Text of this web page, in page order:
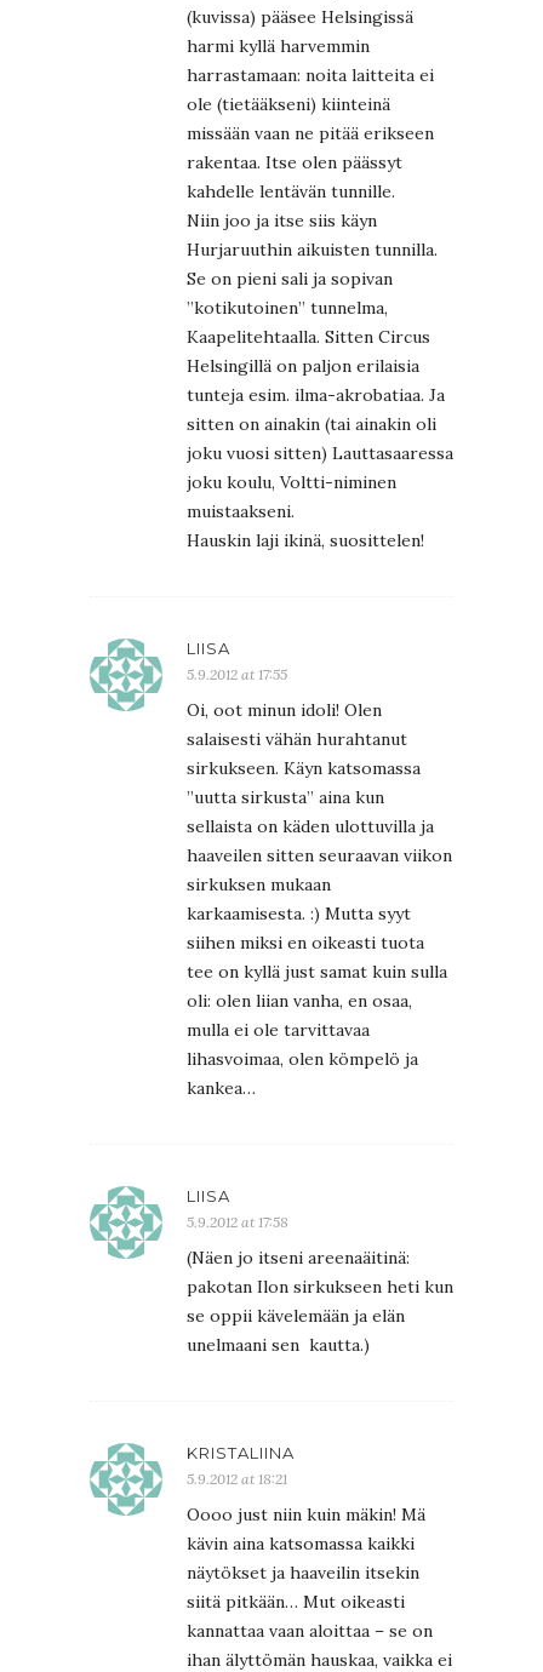
(kuvissa) pääsee Helsingissä
harmi kyllä harvemmin
harrastamaan: noita laitteita ei
ole (tietääkseni) kiinteinä
missään vaan ne pitää erikseen
rakentaa. Itse olen päässyt
kahdelle lentävän tunnille.
Niin joo ja itse siis käyn
Hurjaruuthin aikuisten tunnilla.
Se on pieni sali ja sopivan
”kotikutoinen” tunnelma,
Kaapelitehtaalla. Sitten Circus
Helsingillä on paljon erilaisia
tunteja esim. ilma-akrobatiaa. Ja
sitten on ainakin (tai ainakin oli
joku vuosi sitten) Lauttasaaressa
joku koulu, Voltti-niminen
muistaakseni.
Hauskin laji ikinä, suosittelen!
LIISA
5.9.2012 at 17:55
Oi, oot minun idoli! Olen
salaisesti vähän hurahtanut
sirkukseen. Käyn katsomassa
”uutta sirkusta” aina kun
sellaista on käden ulottuvilla ja
haaveilen sitten seuraavan viikon
sirkuksen mukaan
karkaamisesta. :) Mutta syyt
siihen miksi en oikeasti tuota
tee on kyllä just samat kuin sulla
oli: olen liian vanha, en osaa,
mulla ei ole tarvittavaa
lihasvoimaa, olen kömpelö ja
kankea…
LIISA
5.9.2012 at 17:58
(Näen jo itseni areenaäitinä:
pakotan Ilon sirkukseen heti kun
se oppii kävelemään ja elän
unelmaani sen kautta.)
KRISTALIINA
5.9.2012 at 18:21
Oooo just niin kuin mäkin! Mä
kävin aina katsomassa kaikki
näytökset ja haaveilin itsekin
siitä pitkään… Mut oikeasti
kannattaa vaan aloittaa – se on
ihan älyttömän hauskaa, vaikka ei